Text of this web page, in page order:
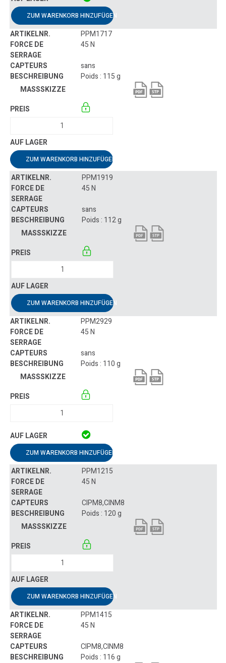
ZUM WARENKORB HINZUFÜGEN
PPM1717
45 N
sans
Poids : 115 g
ZUM WARENKORB HINZUFÜGEN
PPM1919
45 N
sans
Poids : 112 g
ZUM WARENKORB HINZUFÜGEN
PPM2929
45 N
sans
Poids : 110 g
ZUM WARENKORB HINZUFÜGEN
PPM1215
45 N
CIPM8,CINM8
Poids : 120 g
ZUM WARENKORB HINZUFÜGEN
PPM1415
45 N
CIPM8,CINM8
Poids : 116 g